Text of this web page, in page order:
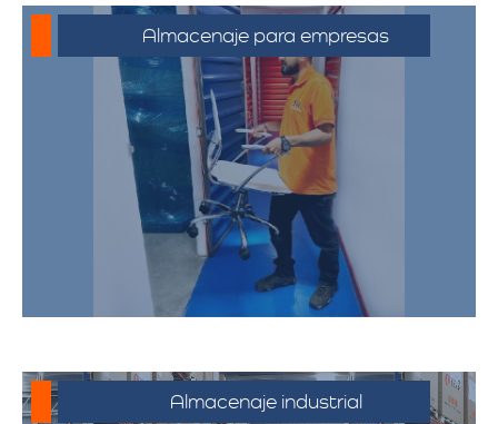
Almacenaje para empresas
Soluciones de almacenamiento
empresarial que incluyen espacio para
mobiliario de oficina, documentos y
equipos. Nuestras bodegas están
diseñadas para satisfacer las
necesidades de su negocio,
proporcionando un entorno seguro y
eficiente.
Almacenaje industrial